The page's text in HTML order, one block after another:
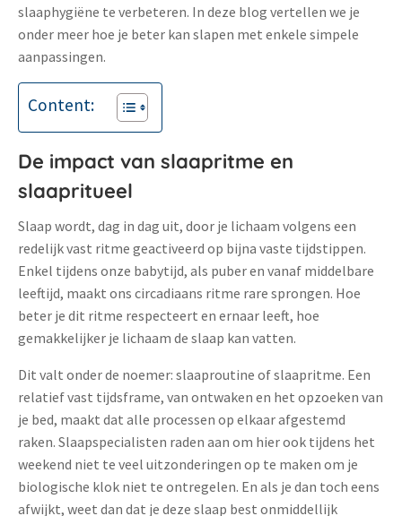
slaaphygiëne te verbeteren. In deze blog vertellen we je
onder meer hoe je beter kan slapen met enkele simpele
aanpassingen.
Content:
De impact van slaapritme en
slaapritueel
Slaap wordt, dag in dag uit, door je lichaam volgens een
redelijk vast ritme geactiveerd op bijna vaste tijdstippen.
Enkel tijdens onze babytijd, als puber en vanaf middelbare
leeftijd, maakt ons circadiaans ritme rare sprongen. Hoe
beter je dit ritme respecteert en ernaar leeft, hoe
gemakkelijker je lichaam de slaap kan vatten.
Dit valt onder de noemer: slaaproutine of slaapritme. Een
relatief vast tijdsframe, van ontwaken en het opzoeken van
je bed, maakt dat alle processen op elkaar afgestemd
raken. Slaapspecialisten raden aan om hier ook tijdens het
weekend niet te veel uitzonderingen op te maken om je
biologische klok niet te ontregelen. En als je dan toch eens
afwijkt, weet dan dat je deze slaap best onmiddellijk